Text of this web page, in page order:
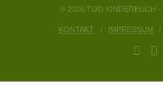
© 2026 TIJO KINDERBUCH -
KONTAKT IMPRESSUM